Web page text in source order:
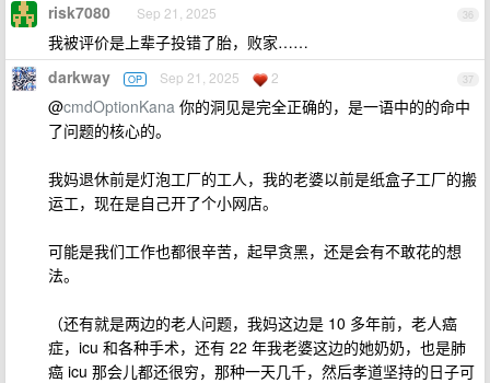
36
risk7080 Sep 21, 2025
我被评价是上辈子投错了胎，败家……
37
darkway OP Sep 21, 2025 2
@cmdOptionKana 你的洞见是完全正确的，是一语中的的命中
了问题的核心的。
我妈退休前是灯泡工厂的工人，我的老婆以前是纸盒子工厂的搬
运工，现在是自己开了个小网店。
可能是我们工作也都很辛苦，起早贪黑，还是会有不敢花的想
法。
（还有就是两边的老人问题，我妈这边是 10 多年前，老人癌
症，icu 和各种手术，还有 22 年我老婆这边的她奶奶，也是肺
癌 icu 那会儿都还很穷，那种一天几千，然后孝道坚持的日子可